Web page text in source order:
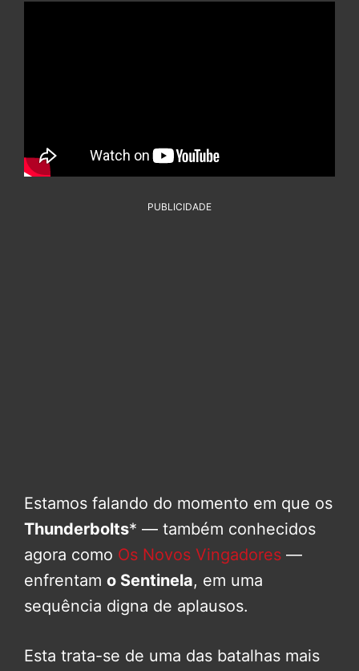
PUBLICIDADE
Estamos falando do momento em que os
Thunderbolts* — também conhecidos
agora como Os Novos Vingadores —
enfrentam o Sentinela, em uma
sequência digna de aplausos.
Esta trata-se de uma das batalhas mais